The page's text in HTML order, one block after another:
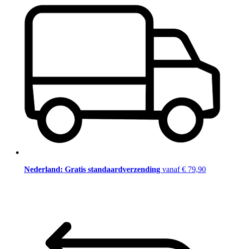
Nederland: Gratis standaardverzending vanaf € 79,90